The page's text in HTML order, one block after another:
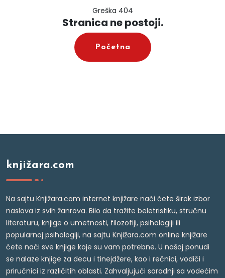
Greška 404
Stranica ne postoji.
Početna
knjižara.com
Na sajtu Knjižara.com internet knjižare naći ćete širok izbor
naslova iz svih žanrova. Bilo da tražite beletristiku, stručnu
literaturu, knjige o umetnosti, filozofiji, psihologiji ili
popularnoj psihologiji, na sajtu Knjižara.com online knjižare
ćete naći sve knjige koje su vam potrebne. U našoj ponudi
se nalaze knjige za decu i tinejdžere, kao i rečnici, vodiči i
priručnici iz različitih oblasti. Zahvaljujući saradnji sa vodećim